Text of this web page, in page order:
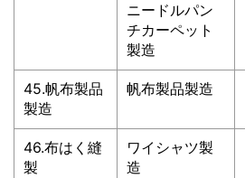
ニードルパン
チカーペット
製造
45.帆布製品
製造
帆布製品製造
46.布はく縫
製
ワイシャツ製
造